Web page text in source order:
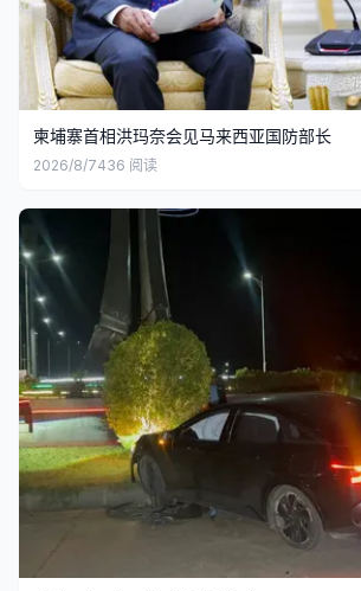
柬埔寨首相洪玛奈会见马来西亚国防部长
2026/8/7436 阅读